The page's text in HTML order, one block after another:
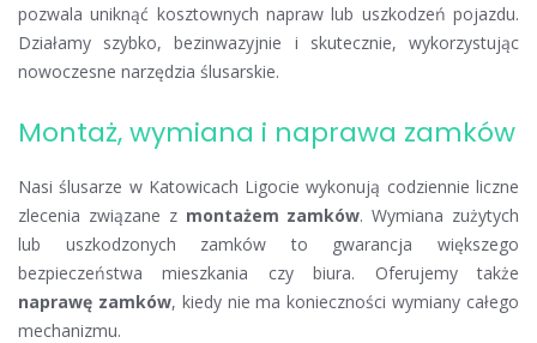
pozwala uniknąć kosztownych napraw lub uszkodzeń pojazdu.
Działamy szybko, bezinwazyjnie i skutecznie, wykorzystując
nowoczesne narzędzia ślusarskie.
Montaż, wymiana i naprawa zamków
Nasi ślusarze w Katowicach Ligocie wykonują codziennie liczne
zlecenia związane z montażem zamków. Wymiana zużytych
lub uszkodzonych zamków to gwarancja większego
bezpieczeństwa mieszkania czy biura. Oferujemy także
naprawę zamków, kiedy nie ma konieczności wymiany całego
mechanizmu.